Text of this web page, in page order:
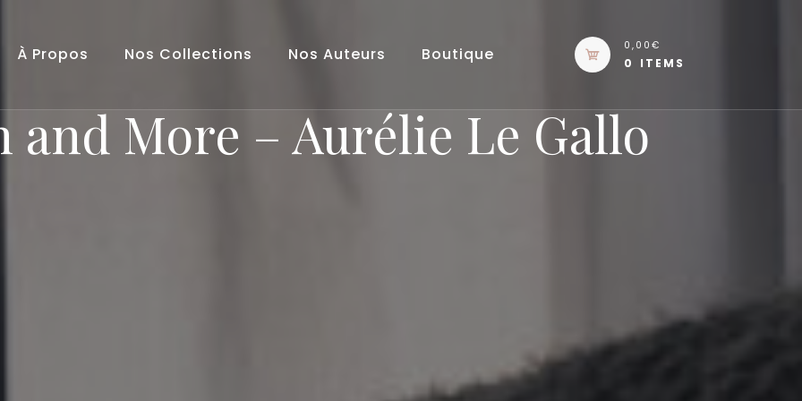
À Propos Nos Collections Nos Auteurs Boutique 0,00€
0 ITEMS
More – Aurélie Le Gallo